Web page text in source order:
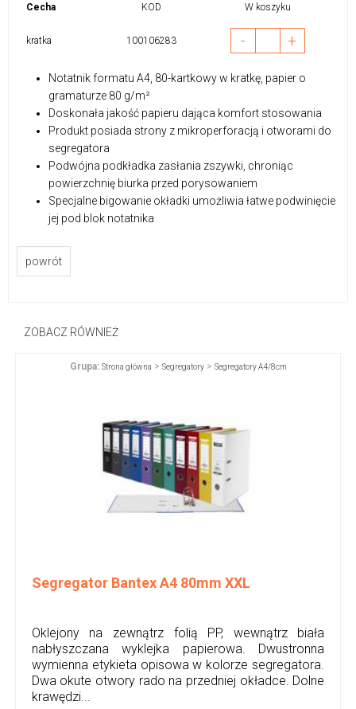
Cecha KOD W koszyku
kratka 100106283 - +
Notatnik formatu A4, 80-kartkowy w kratkę, papier o
gramaturze 80 g/m²
Doskonała jakość papieru dająca komfort stosowania
Produkt posiada strony z mikroperforacją i otworami do
segregatora
Podwójna podkładka zasłania zszywki, chroniąc
powierzchnię biurka przed porysowaniem
Specjalne bigowanie okładki umożliwia łatwe podwinięcie
jej pod blok notatnika
powrót
ZOBACZ RÓWNIEŻ
Grupa: Strona główna > Segregatory> Segregatory A4/8cm
Segregator Bantex A4 80mm XXL
Oklejony na zewnątrz folią PP, wewnątrz biała
nabłyszczana wyklejka papierowa. Dwustronna
wymienna etykieta opisowa w kolorze segregatora.
Dwa okute otwory rado na przedniej okładce. Dolne
krawędzi...